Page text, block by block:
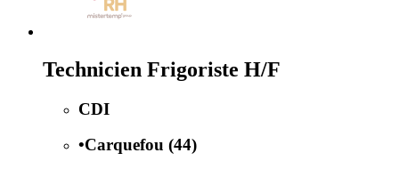
Technicien Frigoriste H/F
CDI
•Carquefou (44)